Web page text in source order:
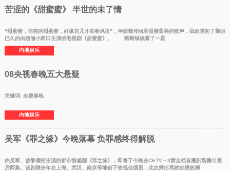
苦涩的《甜蜜蜜》 半世的未了情
“甜蜜蜜，你笑的甜蜜蜜，好像花儿开在春风里”，伴随着邓丽君甜蜜柔美的歌声，我欣赏起了期盼
已久的由超俪小两口主演的电视剧《甜蜜蜜》。 断断续续看了一星
内地娱乐
08央视春晚五大悬疑
内地娱乐
吴军《罪之缘》今晚落幕 负罪感终得解脱
由吴军、曾黎领衔主演的都市情感剧《罪之缘》，即将于今晚在CETV－3黄金档首播剧场播出最
后两集。该剧继去年在上海、武汉、南京等地创下收视佳绩后，此次播出再掀收视热潮